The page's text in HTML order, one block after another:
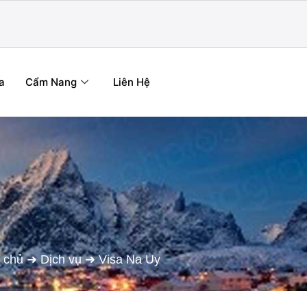
Cẩm Nang Liên Hệ
chủ➜Dịch vụ➜Visa Na Uy